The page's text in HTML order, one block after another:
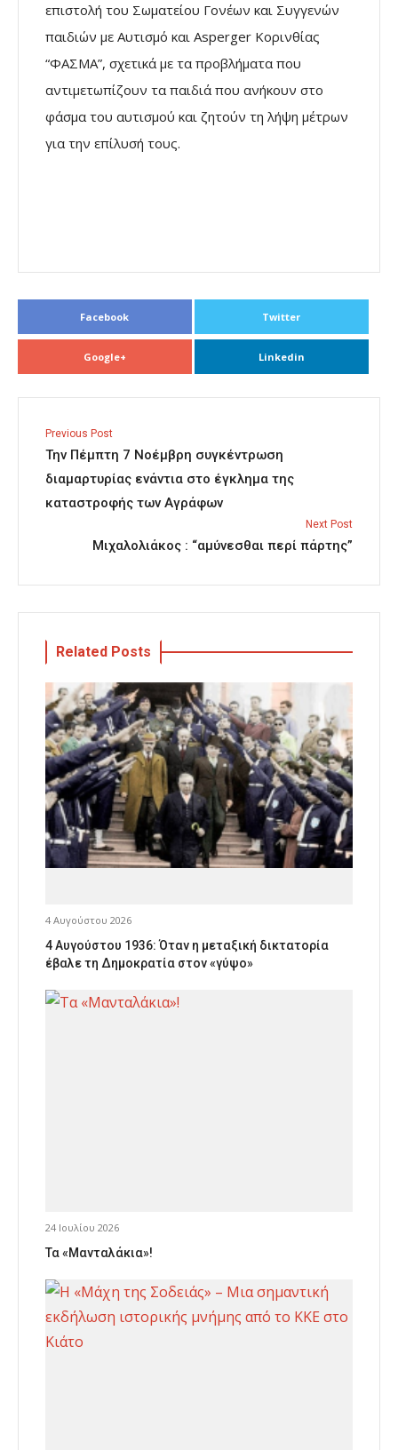
επιστολή του Σωματείου Γονέων και Συγγενών
παιδιών με Αυτισμό και Asperger Κορινθίας
“ΦΑΣΜΑ”, σχετικά με τα προβλήματα που
αντιμετωπίζουν τα παιδιά που ανήκουν στο
φάσμα του αυτισμού και ζητούν τη λήψη μέτρων
για την επίλυσή τους.
Facebook Twitter
Google+ Linkedin
Previous Post
Την Πέμπτη 7 Νοέμβρη συγκέντρωση
διαμαρτυρίας ενάντια στο έγκλημα της
καταστροφής των Αγράφων
Next Post
Μιχαλολιάκος : “αμύνεσθαι περί πάρτης”
Related Posts
4 Αυγούστου 2026
4 Αυγούστου 1936: Όταν η μεταξική δικτατορία
έβαλε τη Δημοκρατία στον «γύψο»
24 Ιουλίου 2026
Τα «Μανταλάκια»!